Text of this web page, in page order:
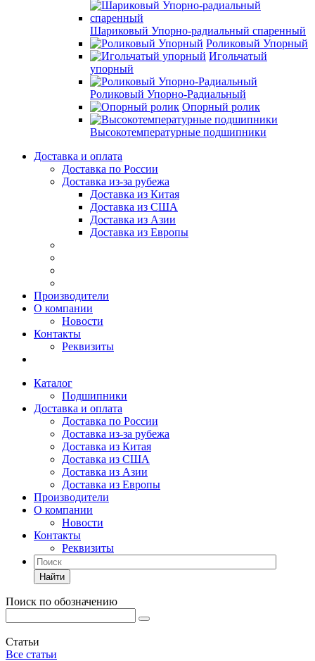
Шариковый Упорно-радиальный спаренный
Роликовый Упорный
Игольчатый
упорный
Роликовый Упорно-Радиальный
Опорный ролик
Высокотемпературные подшипники
Доставка и оплата
Доставка по России
Доставка из-за рубежа
Доставка из Китая
Доставка из США
Доставка из Азии
Доставка из Европы
Производители
О компании
Новости
Контакты
Реквизиты
Каталог
Подшипники
Доставка и оплата
Доставка по России
Доставка из-за рубежа
Доставка из Китая
Доставка из США
Доставка из Азии
Доставка из Европы
Производители
О компании
Новости
Контакты
Реквизиты
Найти
Поиск по обозначению
Статьи
Все статьи